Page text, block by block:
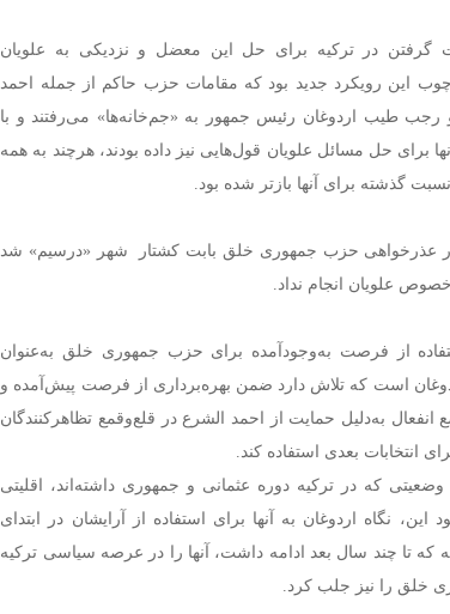
در ترکیه برای حل این معضل و نزدیکی به علویان
این رویکرد جدید بود که مقامات حزب حاکم از جمله احمد
رجب طیب اردوغان رئیس جمهور به «جم‌خانه‌ها» می‌رفتند و با
برای حل مسائل علویان قول‌هایی نیز داده بودند، هرچند به همه
گذشته برای آنها بازتر شده بود.
عذرخواهی حزب جمهوری خلق بابت کشتار شهر «درسیم» شد
علویان انجام نداد.
از فرصت به‌وجودآمده برای حزب جمهوری خلق به‌عنوان
است که تلاش دارد ضمن بهره‌برداری از فرصت پیش‌آمده و
به‌دلیل حمایت از احمد الشرع در قلع‌وقمع تظاهرکنندگان
انتخابات بعدی استفاده کند.
که در ترکیه دوره عثمانی و جمهوری داشته‌اند، اقلیتی
نگاه اردوغان به آنها برای استفاده از آرایشان در ابتدای
تا چند سال بعد ادامه داشت، آنها را در عرصه سیاسی ترکیه
خلق را نیز جلب کرد.